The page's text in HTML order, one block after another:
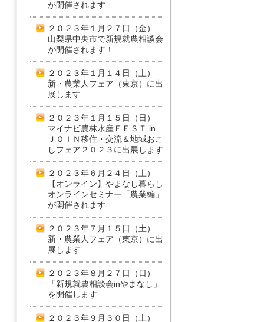
が開催されます
２０２３年１月２７日（金）
山梨県中央市で新規就農相談会
が開催されます！
２０２３年１月１４日（土）
新・農業人フェア（東京）に出
展します
２０２３年１月１５日（日）
マイナビ農林水産ＦＥＳＴ in
ＪＯＩＮ移住・交流＆地域おこ
しフェア２０２３に出展します
２０２３年６月２４日（土）
【オンライン】やまなし暮らし
オンラインセミナー「農業編」
が開催されます
２０２３年７月１５日（土）
新・農業人フェア（東京）に出
展します
２０２３年８月２７日（日）
「新規就農相談会inやまなし」
を開催します
２０２３年９月３０日（土）